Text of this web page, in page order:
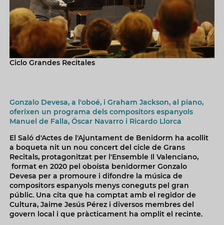
Ciclo Grandes Recitales
Gonzalo Devesa, a l'oboé, i Graham Jackson, al piano,
oferixen un programa dels compositors espanyols
Manuel de Falla, Óscar Navarro i Ricardo Llorca
El Saló d'Actes de l'Ajuntament de Benidorm ha acollit
a boqueta nit un nou concert del cicle de Grans
Recitals, protagonitzat per l'Ensemble Il Valenciano,
format en 2020 pel oboísta benidormer Gonzalo
Devesa per a promoure i difondre la música de
compositors espanyols menys coneguts pel gran
públic. Una cita que ha comptat amb el regidor de
Cultura, Jaime Jesús Pérez i diversos membres del
govern local i que pràcticament ha omplit el recinte.